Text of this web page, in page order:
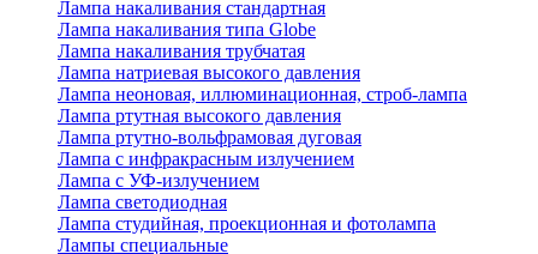
Лампа накаливания стандартная
Лампа накаливания типа Globe
Лампа накаливания трубчатая
Лампа натриевая высокого давления
Лампа неоновая, иллюминационная, строб-лампа
Лампа ртутная высокого давления
Лампа ртутно-вольфрамовая дуговая
Лампа с инфракрасным излучением
Лампа с УФ-излучением
Лампа светодиодная
Лампа студийная, проекционная и фотолампа
Лампы специальные